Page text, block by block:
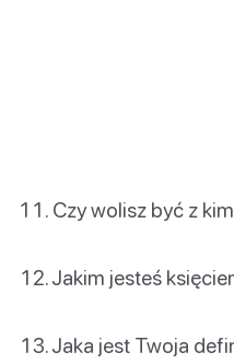
Czy wolisz być z
Jakim jesteś
Jaka jest Twoja